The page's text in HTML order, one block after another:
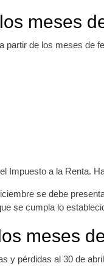
meses
de los meses de
Impuesto a la Renta.
se debe
se cumpla lo
meses
y pérdidas al 30 de